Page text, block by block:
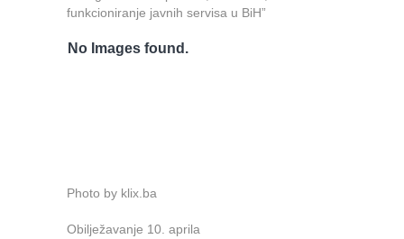
funkcioniranje javnih servisa u BiH”
No Images found.
Photo by klix.ba
Obilježavanje 10. aprila